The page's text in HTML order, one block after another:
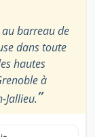
barreau de
dans toute
hautes
à
Jallieu.”